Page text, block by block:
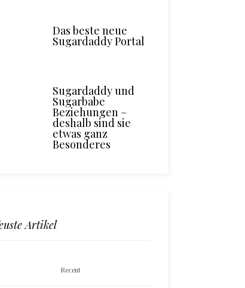
Das beste neue
Sugardaddy Portal
Sugardaddy und
Sugarbabe
Beziehungen –
deshalb sind sie
etwas ganz
Besonderes
Artikel
Recent